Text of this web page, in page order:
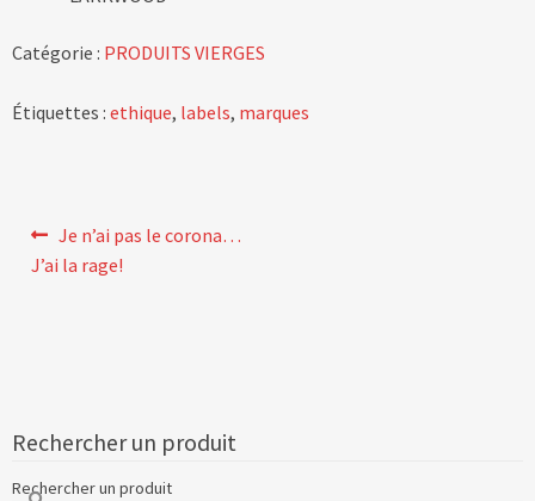
Catégorie : PRODUITS VIERGES
Étiquettes : ethique, labels, marques
Navigation
de
Article
précédent :
Je n’ai pas le corona…
J’ai la rage!
Rechercher un produit
Rechercher un produit